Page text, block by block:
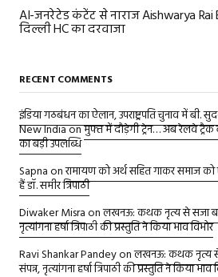
AI-जनरेटेड कंटेंट से नाराज Aishwarya
दिल्ली HC का दरवाजा
RECENT COMMENTS
इंडिया गठबंधन का ऐलान, उपराष्ट्रपति चुनाव में बी.
New Indiaonमुफ्त में दौड़ेगी ट्रेन… अब रेलवे
का बड़ी उपलब्धि
Sapnaonरामायण को अर्थ सहित गाकर समाज को
हैं डॉ. समीर त्रिपाठी
Diwaker Misraonलखनऊ: कथक नृत्य से सजा
नृत्यांगना हर्षा त्रिपाठी की प्रस्तुति ने किया भाव विभोर
Ravi Shankar Pandeyonलखनऊ: कथक नृत्य से
संपन्न, नृत्यांगना हर्षा त्रिपाठी की प्रस्तुति ने किया भाव